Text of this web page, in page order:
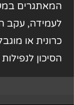
המאתגרים
לעמידה, עקב
כרונית או
הסיכון